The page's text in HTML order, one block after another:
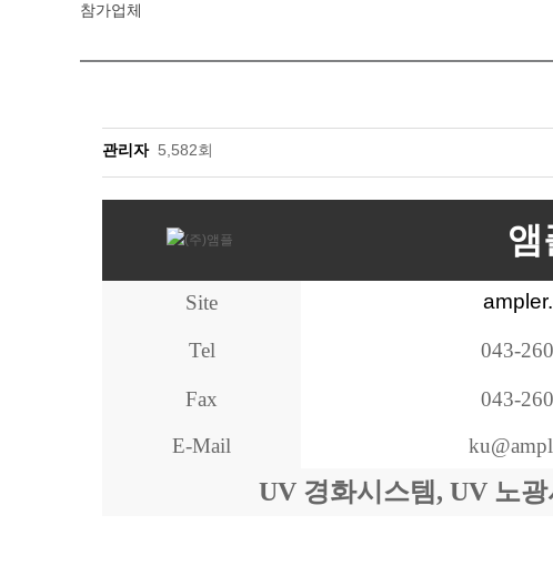
참가업체
관리자 5,582회
앰
Site
Tel 043-
Fax
043-
E-Mail
UV 경화시스템, UV 노광